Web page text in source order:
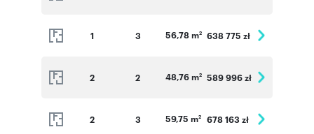
1 3 56,78 m2 638 775 zł
2 2 48,76 m2 589 996 zł
2 3 59,75 m2 678 163 zł